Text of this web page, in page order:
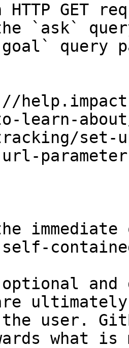
HTTP GET
`ask`
query
learn-
set-
and
user.
what